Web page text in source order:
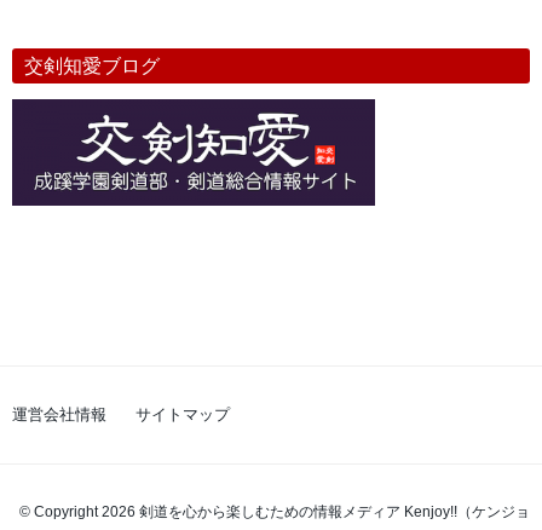
交剣知愛ブログ
運営会社情報 サイトマップ
© Copyright 2026 剣道を心から楽しむための情報メディア Kenjoy!!（ケンジョ